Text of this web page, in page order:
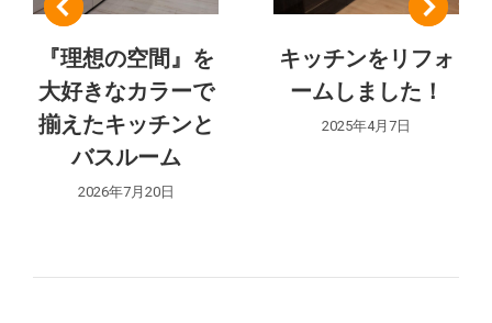
シ
ョ
ン
『理想の空間』を
大好きなカラーで
揃えたキッチンと
バスルーム
2026年7月20日
キッチンをリフォ
ームしました！
2025年4月7日